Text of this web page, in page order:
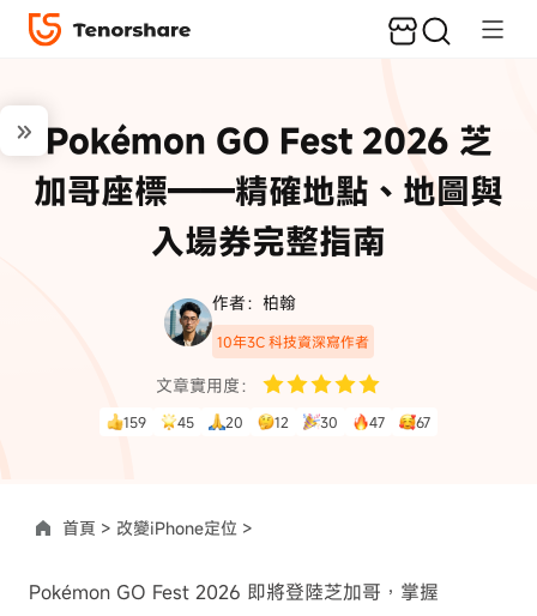
Pokémon GO Fest 2026 芝
加哥座標——精確地點、地圖與
入場券完整指南
作者：柏翰
10年3C 科技資深寫作者
文章實用度：
159 45 20 12 30 47 67
首頁 > 改變iPhone定位 >
Pokémon GO Fest 2026 即將登陸芝加哥，掌握